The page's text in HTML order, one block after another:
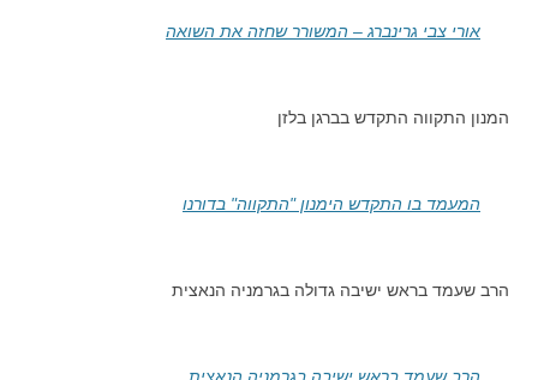
אורי צבי גרינברג – המשורר שחזה את השואה
המנון התקווה התקדש בברגן בלזן
המעמד בו התקדש הימנון "התקווה" בדורנו
הרב שעמד בראש ישיבה גדולה בגרמניה הנאצית